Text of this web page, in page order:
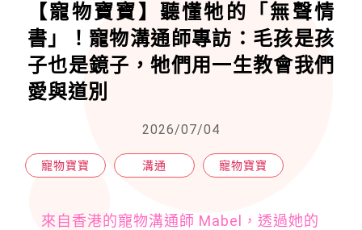
【寵物寶寶】聽懂牠的「無聲情
書」！寵物溝通師專訪：毛孩是孩
子也是鏡子，牠們用一生教會我們
愛與道別
2026/07/04
寵物寶寶 溝通 寵物寶寶
來自香港的寵物溝通師 Mabel，透過她的